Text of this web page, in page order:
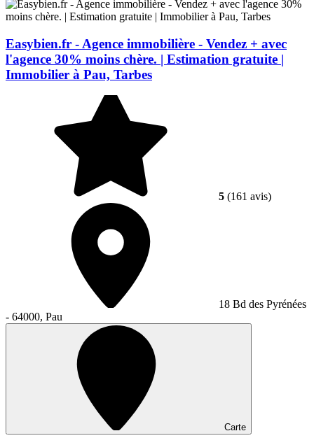
Easybien.fr - Agence immobilière - Vendez + avec
l'agence 30% moins chère. | Estimation gratuite |
Immobilier à Pau, Tarbes
5 (161 avis)
18 Bd des Pyrénées
- 64000, Pau
Carte